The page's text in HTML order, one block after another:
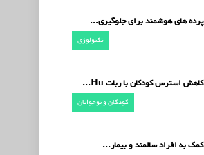
پرده های هوشمند برای جلوگیری...
تکنولوژی
کاهش استرس کودکان با ربات Hu...
کودکان و نوجوانان
کمک به افراد سالمند و بیمار...